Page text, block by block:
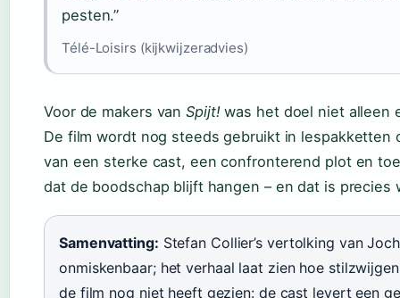
pesten.”
Télé-Loisirs (kijkwijzeradvies)
Voor de makers vanSpijt!was het doel niet alleen
De film wordt nog steeds gebruikt in lespakketten
van een sterke cast, een confronterend plot en
dat de boodschap blijft hangen – en dat is precies
Samenvatting: Stefan Collier’s vertolking van
onmiskenbaar; het verhaal laat zien hoe
de film nog niet heeft gezien: de cast levert een